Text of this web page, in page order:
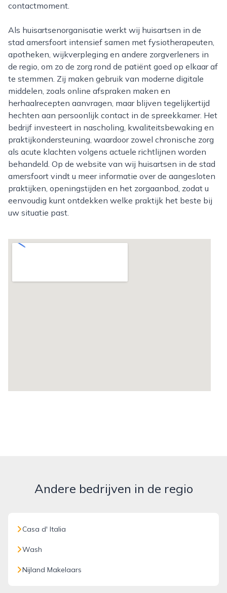
contactmoment.
Als huisartsenorganisatie werkt wij huisartsen in de
stad amersfoort intensief samen met fysiotherapeuten,
apotheken, wijkverpleging en andere zorgverleners in
de regio, om zo de zorg rond de patiënt goed op elkaar af
te stemmen. Zij maken gebruik van moderne digitale
middelen, zoals online afspraken maken en
herhaalrecepten aanvragen, maar blijven tegelijkertijd
hechten aan persoonlijk contact in de spreekkamer. Het
bedrijf investeert in nascholing, kwaliteitsbewaking en
praktijkondersteuning, waardoor zowel chronische zorg
als acute klachten volgens actuele richtlijnen worden
behandeld. Op de website van wij huisartsen in de stad
amersfoort vindt u meer informatie over de aangesloten
praktijken, openingstijden en het zorgaanbod, zodat u
eenvoudig kunt ontdekken welke praktijk het beste bij
uw situatie past.
Andere bedrijven in de regio
Casa d' Italia
Wash
Nijland Makelaars